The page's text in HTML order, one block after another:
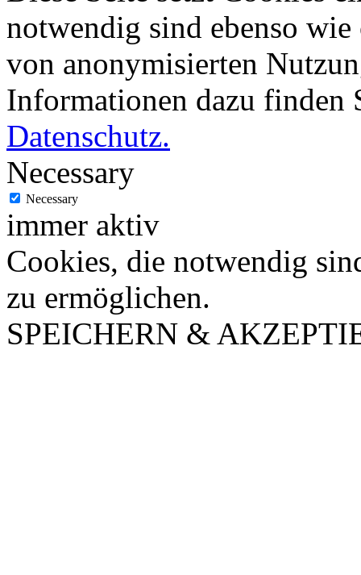
notwendig sind ebenso
von anonymisierten
Informationen dazu finden
Datenschutz.
Necessary
Necessary
immer aktiv
Cookies, die notwendig
zu ermöglichen.
SPEICHERN &